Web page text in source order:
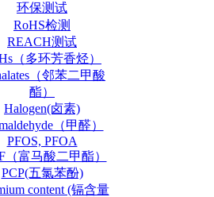
环保测试
RoHS检测
REACH测试
（多环芳香烃）
（邻苯二甲酸
酯）
Halogen(卤素)
（甲醛）
PFOS, PFOA
（富马酸二甲酯）
PCP(五氯苯酚)
content (镉含量